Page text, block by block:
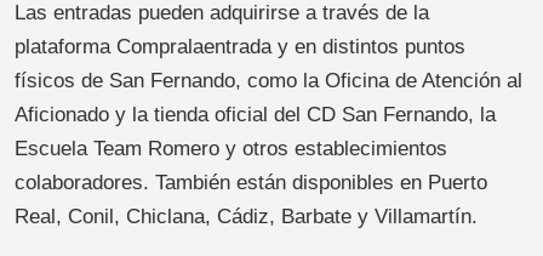
Las entradas pueden adquirirse a través de la
plataforma Compralaentrada y en distintos puntos
físicos de San Fernando, como la Oficina de Atención al
Aficionado y la tienda oficial del CD San Fernando, la
Escuela Team Romero y otros establecimientos
colaboradores. También están disponibles en Puerto
Real, Conil, Chiclana, Cádiz, Barbate y Villamartín.